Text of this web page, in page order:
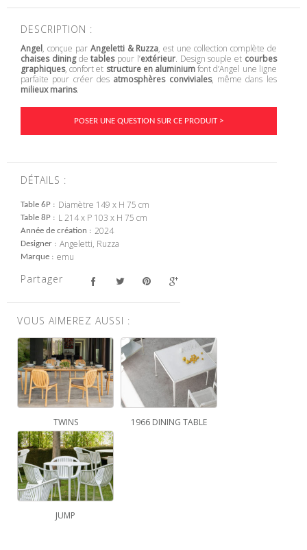
DESCRIPTION :
Angel, conçue par Angeletti & Ruzza, est une collection complète de
chaises diningdetablespour l’extérieur. Design souple et courbes
graphiques, confort et structure en aluminiumfont d’Angel une ligne
parfaite pour créer des atmosphères conviviales, même dans les
milieux marins.
POSER UNE QUESTION SUR CE PRODUIT >
DÉTAILS :
Table 6P Diamètre 149 x H 75 cm
Table 8P L 214 x P 103 x H 75 cm
Année de création 2024
Designer Angeletti, Ruzza
Marque emu
Partager
VOUS AIMEREZ AUSSI :
TWINS 1966 DINING TABLE
JUMP